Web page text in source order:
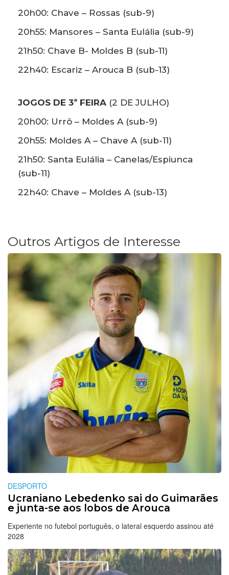
20h00: Chave – Rossas (sub-9)
20h55: Mansores – Santa Eulália (sub-9)
21h50: Chave B- Moldes B (sub-11)
22h40: Escariz – Arouca B (sub-13)
JOGOS DE 3ª FEIRA (2 DE JULHO)
20h00: Urrô – Moldes A (sub-9)
20h55: Moldes A – Chave A (sub-11)
21h50: Santa Eulália – Canelas/Espiunca
(sub-11)
22h40: Chave – Moldes A (sub-13)
Outros Artigos de Interesse
DESPORTO
Ucraniano Lebedenko sai do Guimarães
e junta-se aos lobos de Arouca
Experiente no futebol português, o lateral esquerdo assinou até
2028